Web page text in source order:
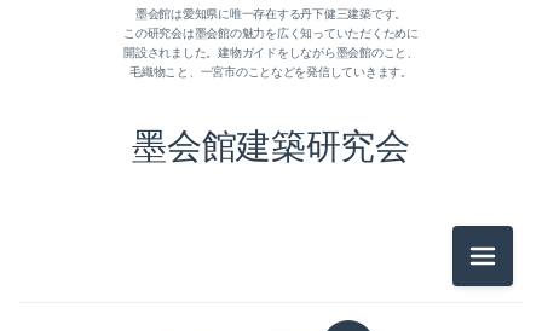
墨会館建築研究会
墨会館は愛知県に唯一存在する丹下健三建築です。
この研究会は墨会館の魅力を広く知っていただくために
開設されました。建物ガイドをしながら墨会館のこと、
毛織物こと、一宮市のことなどを発信していきます。
メニュ